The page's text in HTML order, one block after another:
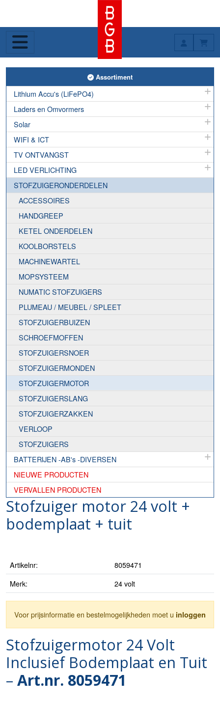
Toggle Assortiment
Assortiment
Lithium Accu's (LiFePO4)
Laders en Omvormers
Solar
WIFI & ICT
TV ONTVANGST
LED VERLICHTING
STOFZUIGERONDERDELEN
ACCESSOIRES
HANDGREEP
KETEL ONDERDELEN
KOOLBORSTELS
MACHINEWARTEL
MOPSYSTEEM
NUMATIC STOFZUIGERS
PLUMEAU / MEUBEL / SPLEET
STOFZUIGERBUIZEN
SCHROEFMOFFEN
STOFZUIGERSNOER
STOFZUIGERMONDEN
STOFZUIGERMOTOR
STOFZUIGERSLANG
STOFZUIGERZAKKEN
VERLOOP
STOFZUIGERS
BATTERIJEN -AB's -DIVERSEN
NIEUWE PRODUCTEN
VERVALLEN PRODUCTEN
Stofzuiger motor 24 volt +
bodemplaat + tuit
Artikelnr:
8059471
Merk:
24 volt
Voor prijsinformatie en bestelmogelijkheden moet u inloggen
Stofzuigermotor 24 Volt
Inclusief Bodemplaat en Tuit
– Art.nr. 8059471